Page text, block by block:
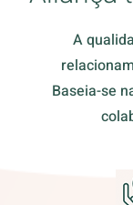
A
Baseia-se